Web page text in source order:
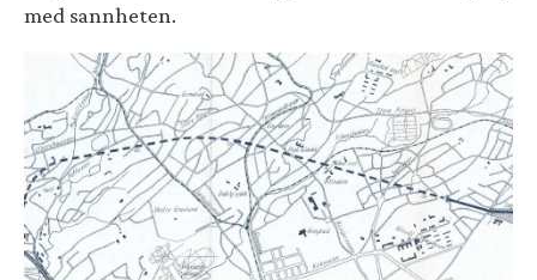
med sannheten.